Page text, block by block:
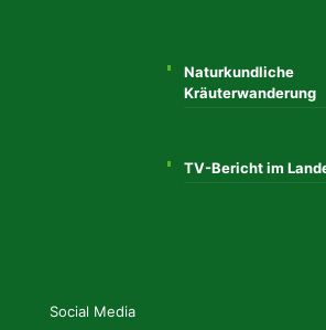
Naturkundliche
Kräuterwanderung
TV-Bericht im
Social Media